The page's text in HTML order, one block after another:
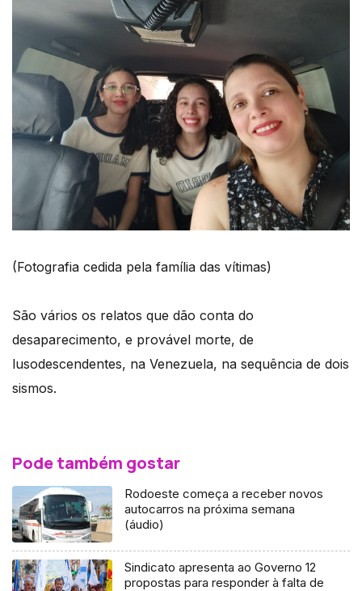
(Fotografia cedida pela família das vítimas)
São vários os relatos que dão conta do
desaparecimento, e provável morte, de
lusodescendentes, na Venezuela, na sequência de dois
sismos.
Pode também gostar
Rodoeste começa a receber novos
autocarros na próxima semana
(áudio)
Sindicato apresenta ao Governo 12
propostas para responder à falta de